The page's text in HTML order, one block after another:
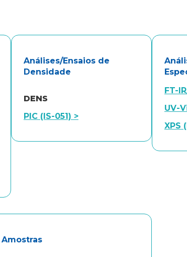
Análises/Ensaios de
Densidade
DENS
PIC (IS-051) >
FT-
UV-
XPS